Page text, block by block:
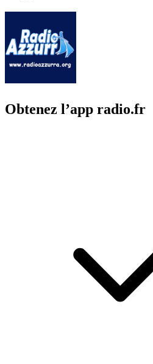
Obtenez l’app